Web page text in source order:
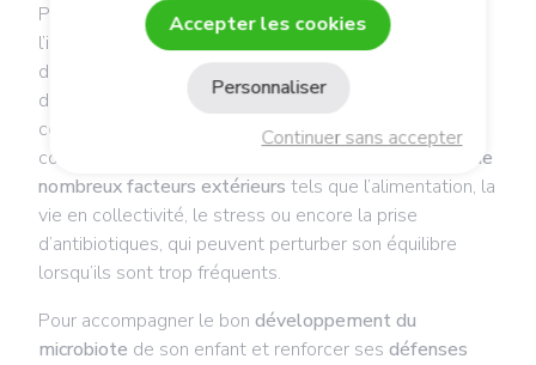
Plus tard, la
diversification alimentaire, avec
l’introduction progressive des fruits, légumes puis
d’autres aliments entre 6 et 12 mois, joue un rôle clé
dans l’
enrichissement et l’équilibre du microbiote
cours des premières années de vie, celui-ci se
complexifie progressivement, mais reste
sensible à de
nombreux facteurs extérieurs tels que l’alimentation, la
vie en collectivité, le stress ou encore la prise
d’antibiotiques, qui peuvent perturber son équilibre
lorsqu’ils sont trop fréquents.
Pour accompagner le bon développement du
microbiote de son enfant et renforcer ses défenses
Accepter les cookies
Continuer sans accepter
Personnaliser